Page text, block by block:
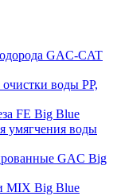
GAC-CAT
воды PP,
FE Big Blue
умягчения воды
GAC Big
MIX Big Blue